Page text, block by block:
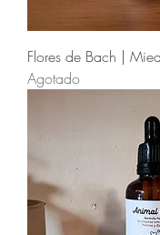
Flores de Bach |
Agotado